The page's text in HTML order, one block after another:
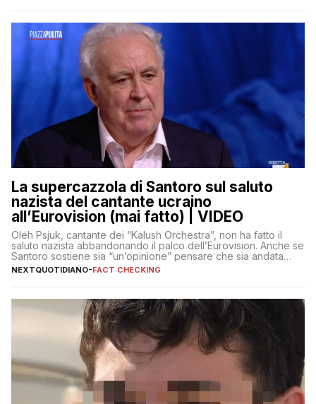
La supercazzola di Santoro sul saluto
nazista del cantante ucraino
all’Eurovision (mai fatto) | VIDEO
Oleh Psjuk, cantante dei “Kalush Orchestra”, non ha fatto il
saluto nazista abbandonando il palco dell’Eurovision. Anche se
Santoro sostiene sia “un’opinione” pensare che sia andata
così
NEXTQUOTIDIANO-FACT CHECKING